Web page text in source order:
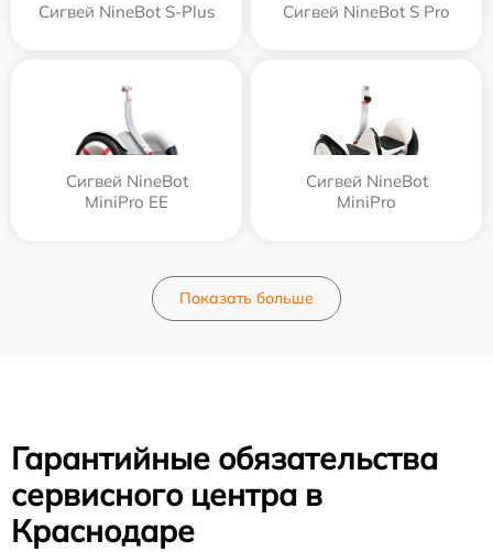
Сигвей NineBot S-Plus Сигвей NineBot S Pro
Сигвей NineBot
MiniPro EE
Сигвей NineBot
MiniPro
Показать больше
Гарантийные обязательства
сервисного центра в
Краснодаре